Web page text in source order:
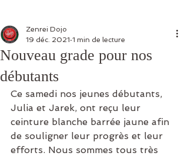
Nouveau grade pour nos
débutants
Zenrei Dojo
19 déc. 2021 1 min de lecture
Ce samedi nos jeunes débutants,
Julia et Jarek, ont reçu leur
ceinture blanche barrée jaune afin
de souligner leur progrès et leur
efforts. Nous sommes tous très